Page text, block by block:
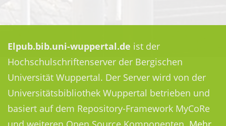
Elpub.bib.uni-wuppertal.de ist der
Hochschulschriftenserver der Bergischen
Universität Wuppertal. Der Server wird von der
Universitätsbibliothek Wuppertal betrieben und
basiert auf dem Repository-Framework MyCoRe